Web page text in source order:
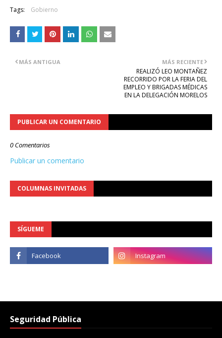
Tags: Gobierno
MÁS RECIENTE
REALIZÓ LEO MONTAÑEZ
RECORRIDO POR LA FERIA DEL
EMPLEO Y BRIGADAS MÉDICAS
EN LA DELEGACIÓN MORELOS
MÁS ANTIGUA
PUBLICAR UN COMENTARIO
0 Comentarios
Publicar un comentario
COLUMNAS INVITADAS
SÍGUEME
Seguridad Pública